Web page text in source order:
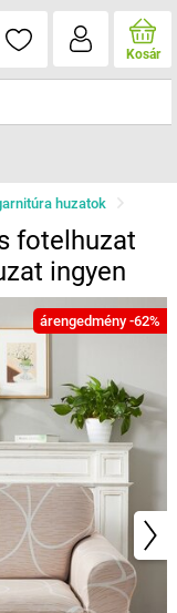
Kosár
huzatok
fotelhuzat
ingyen
árengedmény -62%